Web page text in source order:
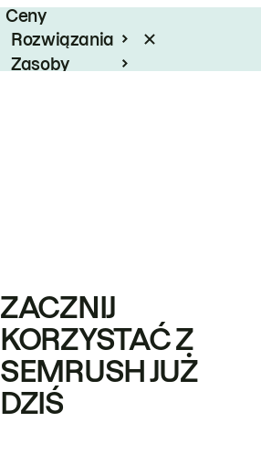
Ceny
Rozwiązania
Zasoby
ZACZNIJ
KORZYSTAĆ Z
SEMRUSH JUŻ
DZIŚ